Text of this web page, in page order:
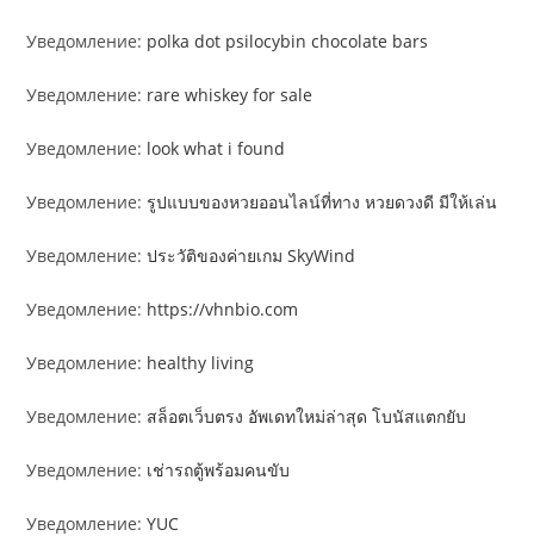
Уведомление: polka dot psilocybin chocolate bars
Уведомление: rare whiskey for sale
Уведомление: look what i found
Уведомление: รูปแบบของหวยออนไลน์ที่ทาง หวยดวงดี มีให้เล่น
Уведомление:ประวัติของค่ายเกม SkyWind
Уведомление: https://vhnbio.com
Уведомление: healthy living
Уведомление: สล็อตเว็บตรง อัพเดทใหม่ล่าสุด โบนัสแตกยับ
Уведомление: เช่ารถตู้พร้อมคนขับ
Уведомление:YUC